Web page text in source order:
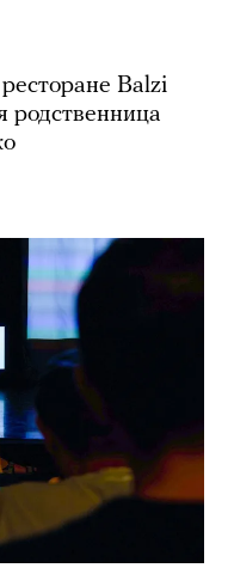
Balzi
родственница